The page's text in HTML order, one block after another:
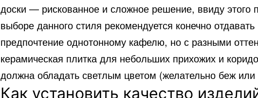
доски — рискованное и сложное решение, ввиду этого
выборе данного стиля рекомендуется конечно отдавать
предпочтение однотонному кафелю, но с разными
керамическая плитка для небольших прихожих и
должна обладать светлым цветом (желательно беж
Как установить качество